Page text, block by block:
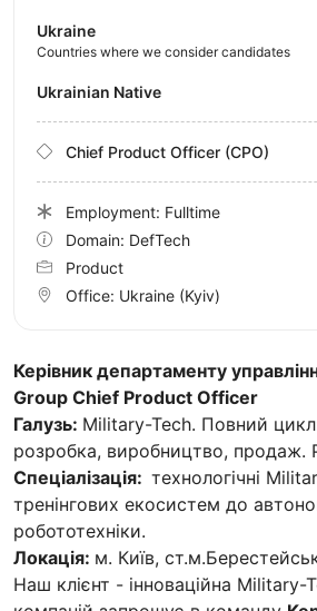
Керівник департаменту
Group Chief Product Officer
Галузь: Military-Tech. Повний
розробка, виробництво, продаж.
Спеціалізація: технологічні
тренінгових екосистем до
робототехніки.
Локація: м. Київ,
Наш клієнт - інноваційна Military-
Ukraine
Countries where we consider candidates
Ukrainian Native
Chief Product Officer (CPO)
Employment: Fulltime
Domain: DefTech
Product
Office: Ukraine (Kyiv)